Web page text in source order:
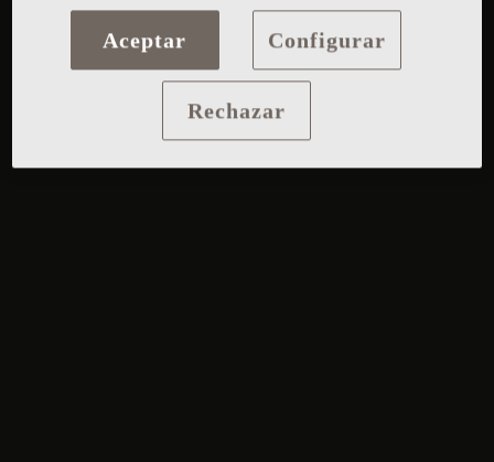
Rechazar
Aceptar Configurar